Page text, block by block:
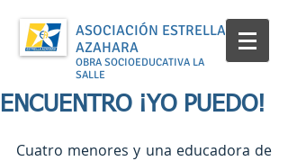
ASOCIACIÓN ESTRELLA
AZAHARA
OBRA SOCIOEDUCATIVA LA
SALLE
ENCUENTRO ¡YO PUEDO!
Cuatro menores y una educadora de